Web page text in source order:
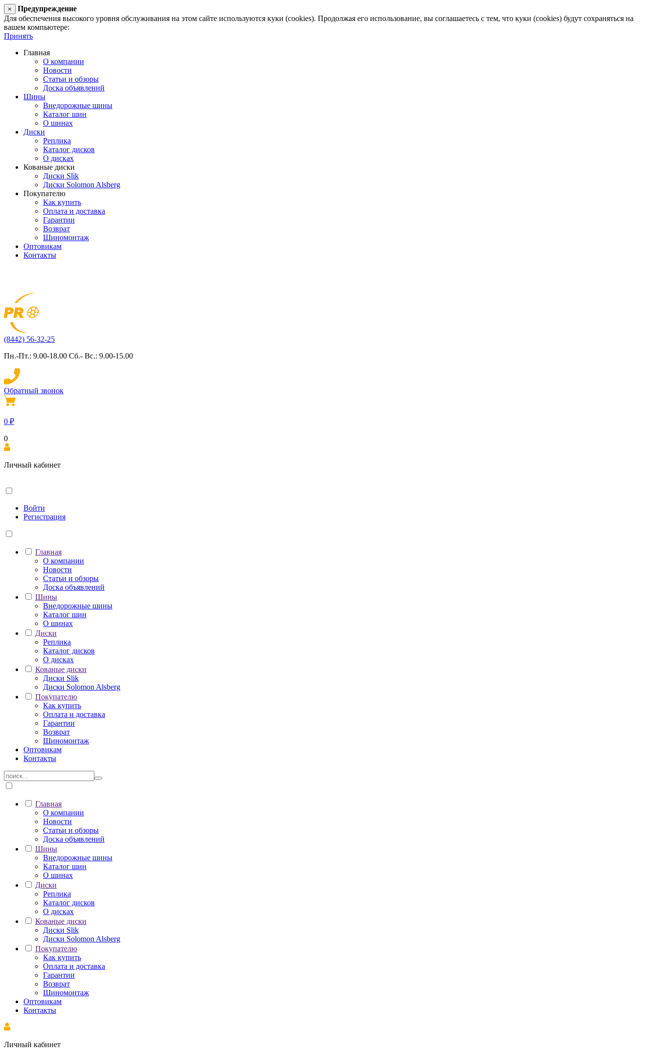
×
Предупреждение
Для обеспечения высокого уровня обслуживания на этом сайте используются куки (cookies). Продолжая его использование, вы соглашаетесь с тем, что куки (cookies) будут сохраняться на
вашем компьютере:
Принять
Главная
О компании
Новости
Статьи и обзоры
Доска объявлений
Шины
Внедорожные шины
Каталог шин
О шинах
Диски
Реплика
Каталог дисков
О дисках
Кованые диски
Диски Slik
Диски Solomon Alsberg
Покупателю
Как купить
Оплата и доставка
Гарантии
Возврат
Шиномонтаж
Оптовикам
Контакты
(8442) 56-32-25
Пн.-Пт.: 9.00-18.00 Сб.- Вс.: 9.00-15.00
Обратный звонок
0 ₽
0
Личный кабинет
Войти
Регистрация
Главная
О компании
Новости
Статьи и обзоры
Доска объявлений
Шины
Внедорожные шины
Каталог шин
О шинах
Диски
Реплика
Каталог дисков
О дисках
Кованые диски
Диски Slik
Диски Solomon Alsberg
Покупателю
Как купить
Оплата и доставка
Гарантии
Возврат
Шиномонтаж
Оптовикам
Контакты
Главная
О компании
Новости
Статьи и обзоры
Доска объявлений
Шины
Внедорожные шины
Каталог шин
О шинах
Диски
Реплика
Каталог дисков
О дисках
Кованые диски
Диски Slik
Диски Solomon Alsberg
Покупателю
Как купить
Оплата и доставка
Гарантии
Возврат
Шиномонтаж
Оптовикам
Контакты
Личный кабинет